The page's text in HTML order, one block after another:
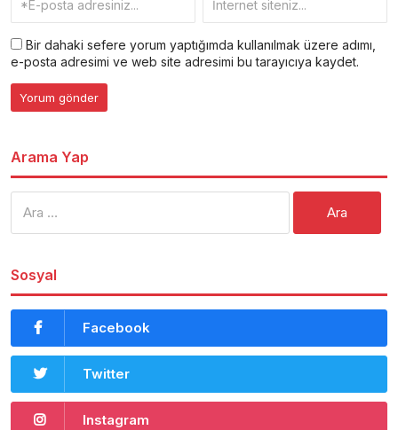
Bir dahaki sefere yorum yaptığımda kullanılmak üzere adımı,
e-posta adresimi ve web site adresimi bu tarayıcıya kaydet.
Arama Yap
Sosyal
Facebook
Twitter
Instagram